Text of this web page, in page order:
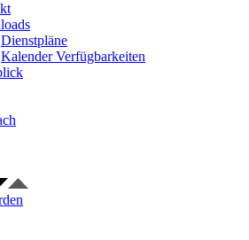
Dienstpläne
Kalender Verfügbarkeiten